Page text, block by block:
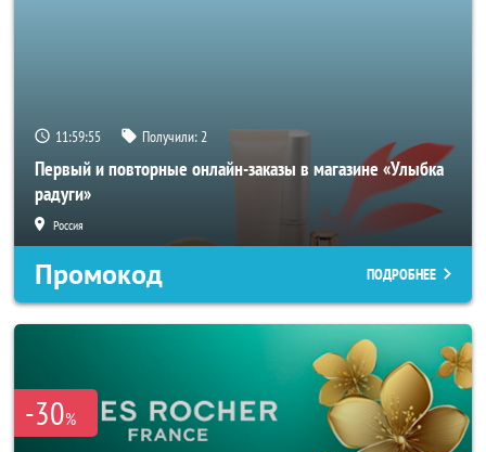
11:59:53 Получили:2
Первый и повторные онлайн-заказы в магазине «Улыбка
радуги»
Россия
Промокод ПОДРОБНЕЕ
-30%